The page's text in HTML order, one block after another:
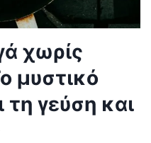
χωρίς
μυστικό
γεύση και